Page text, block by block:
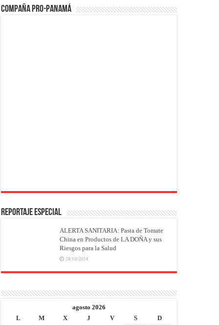
Compaña PRO-Panamá
REPORTAJE ESPECIAL
ALERTA SANITARIA: Pasta de Tomate
China en Productos de LA DOÑA y sus
Riesgos para la Salud
28/10/2024
agosto 2026
L
M X J V S
D